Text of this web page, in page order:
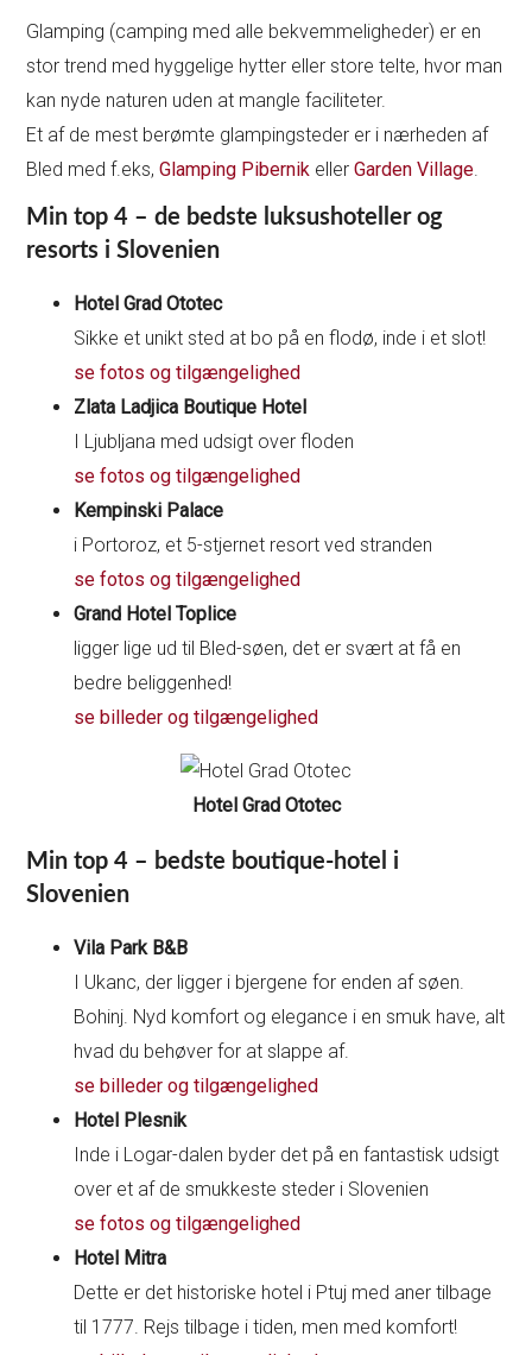
Glamping (camping med alle bekvemmeligheder) er en
stor trend med hyggelige hytter eller store telte, hvor man
kan nyde naturen uden at mangle faciliteter.
Et af de mest berømte glampingsteder er i nærheden af
Bled med f.eks,Glamping Pibernik ellerGarden Village.
Min top 4 – de bedste luksushoteller og
resorts i Slovenien
Hotel Grad Ototec
Sikke et unikt sted at bo på en flodø, inde i et slot!
se fotos og tilgængelighed
Zlata Ladjica Boutique Hotel
I Ljubljana med udsigt over floden
se fotos og tilgængelighed
Kempinski Palace
i Portoroz, et 5-stjernet resort ved stranden
se fotos og tilgængelighed
Grand Hotel Toplice
ligger lige ud til Bled-søen, det er svært at få en
bedre beliggenhed!
se billeder og tilgængelighed
Hotel Grad Ototec
Min top 4 – bedste boutique-hotel i
Slovenien
Vila Park B&B
I Ukanc, der ligger i bjergene for enden af søen.
Bohinj. Nyd komfort og elegance i en smuk have, alt
hvad du behøver for at slappe af.
se billeder og tilgængelighed
Hotel Plesnik
Inde i Logar-dalen byder det på en fantastisk udsigt
over et af de smukkeste steder i Slovenien
se fotos og tilgængelighed
Hotel Mitra
Dette er det historiske hotel i Ptuj med aner tilbage
til 1777. Rejs tilbage i tiden, men med komfort!